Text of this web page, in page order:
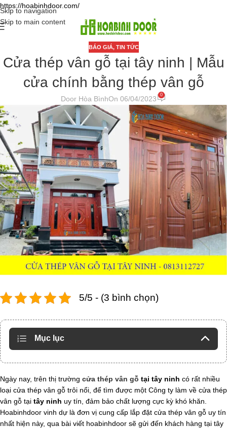
https://hoabinhdoor.com/
Skip to navigation
Skip to main content
BÁO GIÁ, TIN TỨC
Cửa thép vân gỗ tại tây ninh | Mẫu
cửa chính bằng thép vân gỗ
Door Hòa BìnhOn 06/04/2023 0
5/5 - (3 bình chọn)
Mục lục
Ngày nay, trên thị trường cửa thép vân gỗ tại tây ninh có rất nhiều
loại cửa thép vân gỗ trôi nổi, để tìm được một Công ty làm về cửa thép
vân gỗ tại tây ninh uy tín, đảm bảo chất lượng cực kỳ khó khăn.
Hoabinhdoor vinh dự là đơn vị cung cấp lắp đặt cửa thép vân gỗ uy tín
nhất hiện này, qua bài viết hoabinhdoor sẽ gửi đến khách hàng tại tây